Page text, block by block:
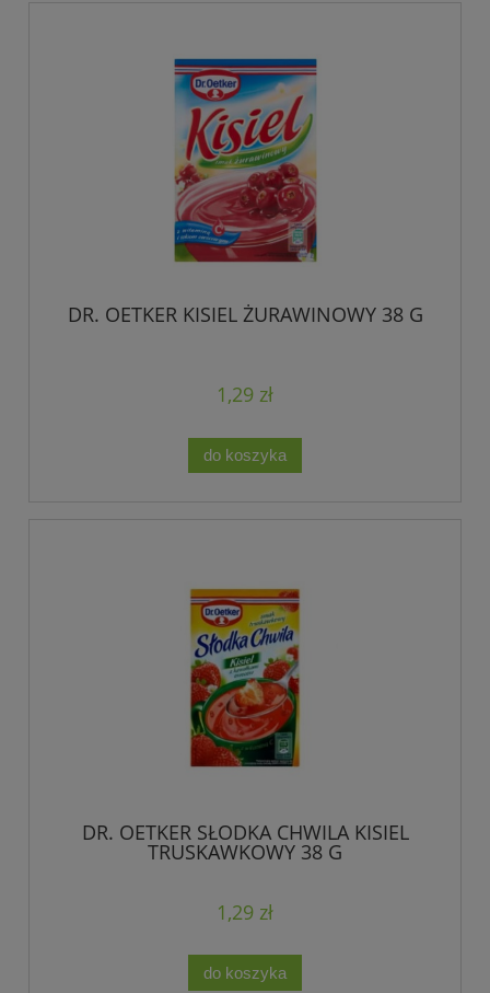
DR. OETKER KISIEL ŻURAWINOWY 38 G
1,29 zł
do koszyka
DR. OETKER SŁODKA CHWILA KISIEL
TRUSKAWKOWY 38 G
1,29 zł
do koszyka